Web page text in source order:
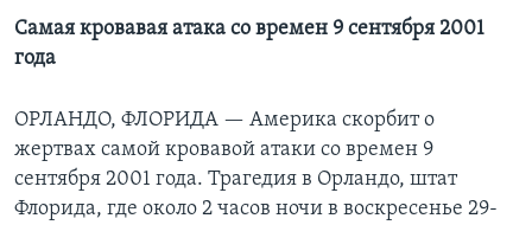
Языки
Самая кровавая атака со времен 9 сентября 2001
года
ОРЛАНДО, ФЛОРИДА — Америка скорбит о
жертвах самой кровавой атаки со времен 9
сентября 2001 года. Трагедия в Орландо, штат
Флорида, где около 2 часов ночи в воскресенье 29-